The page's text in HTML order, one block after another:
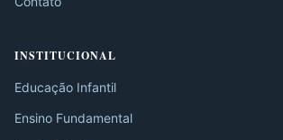
INSTITUCIONAL
Educação Infantil
Ensino Fundamental